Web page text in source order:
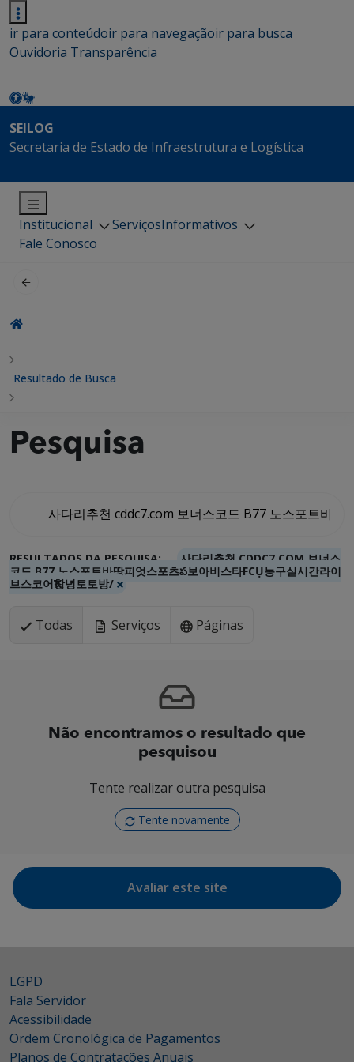
ir para conteúdoir para navegaçãoir para busca
Ouvidoria Transparência
SEILOG
Secretaria de Estado de Infraestrutura e Logística
Institucional ServiçosInformativos
Fale Conosco
Resultado de Busca
Pesquisa
RESULTADOS DA PESQUISA:
사다리추천 CDDC7.COM 보너스
코드 B77 노스포트바땅피엇스포츠ప보아비스타FCỤ농구실시간라이
브스코어Ҡ창녕토토방/
Todas Serviços Páginas
Não encontramos o resultado que
pesquisou
Tente realizar outra pesquisa
Tente novamente
Avaliar este site
LGPD
Fala Servidor
Acessibilidade
Ordem Cronológica de Pagamentos
Planos de Contratações Anuais